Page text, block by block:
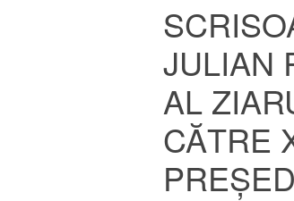
JULIAN
AL
CĂTRE